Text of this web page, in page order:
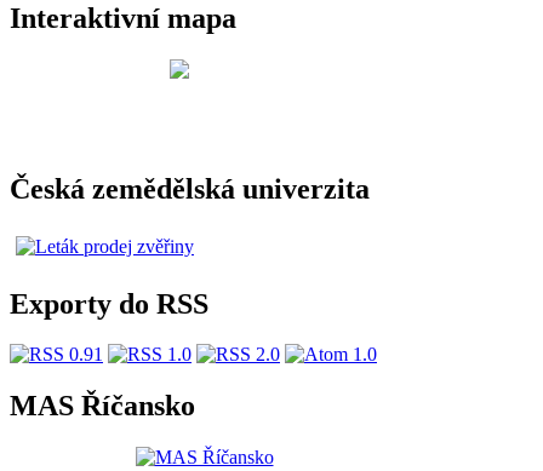
Interaktivní mapa
Česká zemědělská univerzita
Exporty do RSS
MAS Říčansko